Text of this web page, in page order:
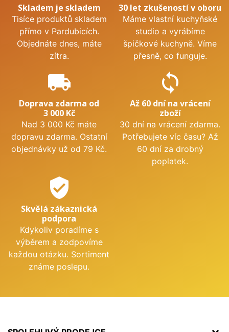
Skladem je skladem
Tisíce produktů skladem
přímo v Pardubicích.
Objednáte dnes, máte
zítra.
30 let zkušeností v oboru
Máme vlastní kuchyňské
studio a vyrábíme
špičkové kuchyně. Víme
přesně, co funguje.
local_shipping
Doprava zdarma od
3 000 Kč
Nad 3 000 Kč máte
dopravu zdarma. Ostatní
objednávky už od 79 Kč.
sync
Až 60 dní na vrácení
zboží
30 dní na vrácení zdarma.
Potřebujete víc času? Až
60 dní za drobný
poplatek.
verified_user
Skvělá zákaznická
podpora
Kdykoliv poradíme s
výběrem a zodpovíme
každou otázku. Sortiment
známe poslepu.